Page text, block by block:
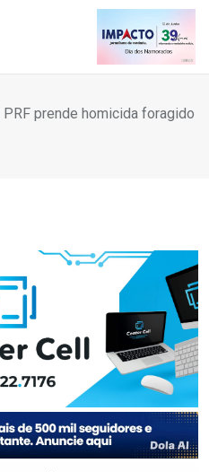
prende homicida foragido